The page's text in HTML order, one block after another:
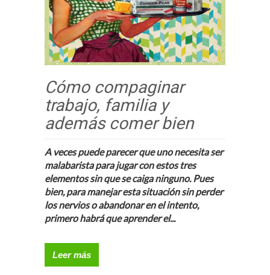
Cómo compaginar
trabajo, familia y
además comer bien
A veces puede parecer que uno necesita ser
malabarista para jugar con estos tres
elementos sin que se caiga ninguno. Pues
bien, para manejar esta situación sin perder
los nervios o abandonar en el intento,
primero habrá que aprender el...
Leer más